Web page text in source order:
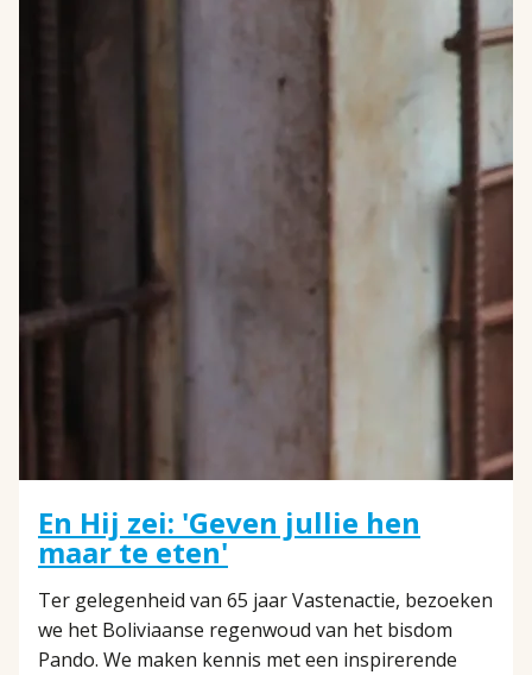
En Hij zei: 'Geven jullie hen
maar te eten'
Ter gelegenheid van 65 jaar Vastenactie, bezoeken
we het Boliviaanse regenwoud van het bisdom
Pando. We maken kennis met een inspirerende